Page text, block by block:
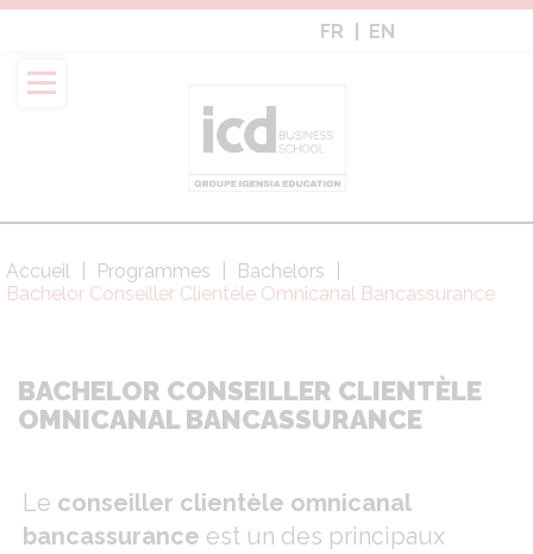
Aller
contenu
principal
FR EN
Fil
d'Ariane
Accueil Programmes
Bachelors
Bachelor Conseiller Clientèle Omnicanal Bancassurance
BACHELOR CONSEILLER CLIENTÈLE
OMNICANAL BANCASSURANCE
Le conseiller clientèle omnicanal
bancassurance est un des principaux